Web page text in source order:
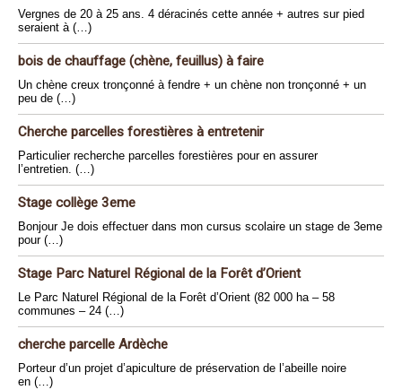
Vergnes de 20 à 25 ans. 4 déracinés cette année + autres sur pied
seraient à (…)
bois de chauffage (chène, feuillus) à faire
Un chène creux tronçonné à fendre + un chène non tronçonné + un
peu de (…)
Cherche parcelles forestières à entretenir
Particulier recherche parcelles forestières pour en assurer
l’entretien. (…)
Stage collège 3eme
Bonjour Je dois effectuer dans mon cursus scolaire un stage de 3eme
pour (…)
Stage Parc Naturel Régional de la Forêt d’Orient
Le Parc Naturel Régional de la Forêt d’Orient (82 000 ha – 58
communes – 24 (…)
cherche parcelle Ardèche
Porteur d’un projet d’apiculture de préservation de l’abeille noire
en (…)